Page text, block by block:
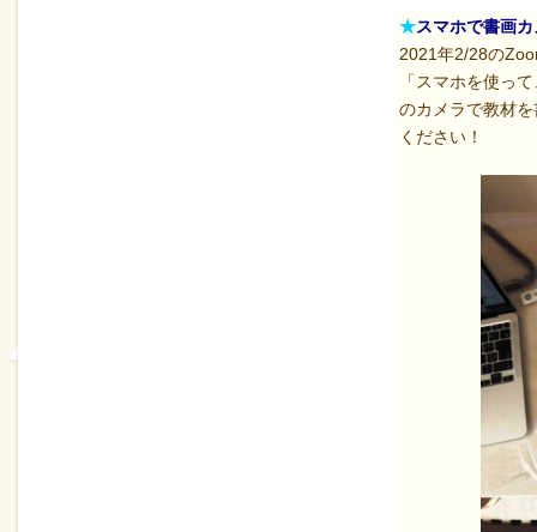
★スマホで書画
2021年2/28の
「スマホを使っ
のカメラで教材
ください！